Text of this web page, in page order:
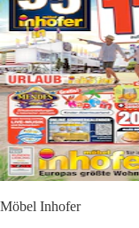
Möbel Inhofer